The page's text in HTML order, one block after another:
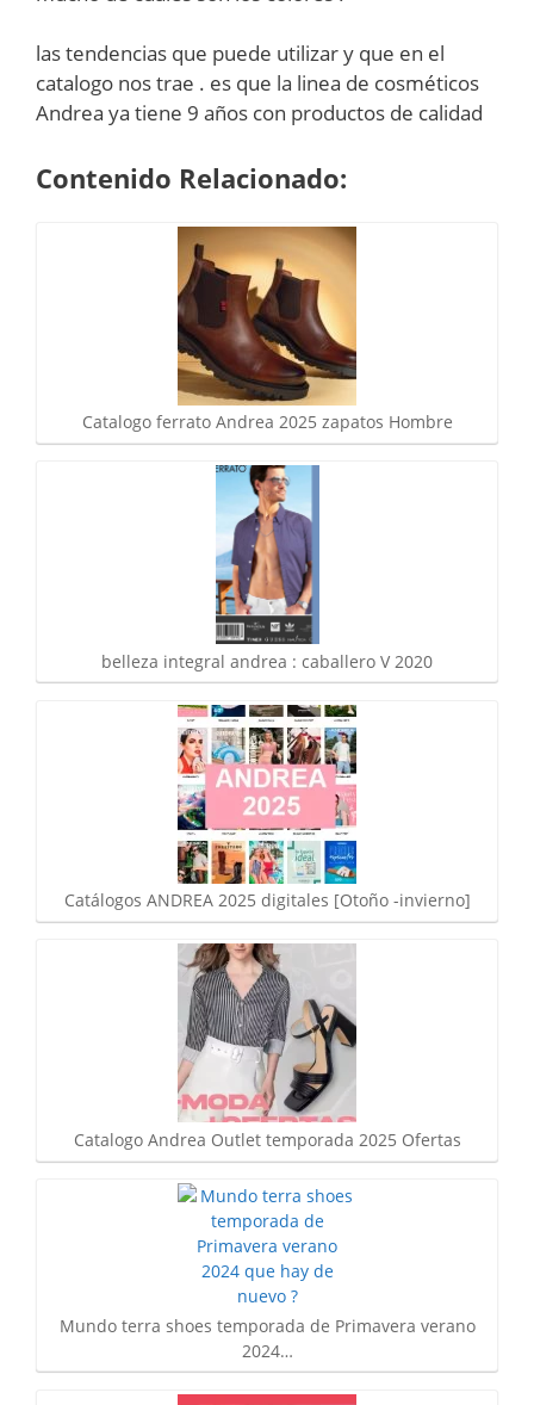
las tendencias que puede utilizar y que en el
catalogo nos trae . es que la linea de cosméticos
Andrea ya tiene 9 años con productos de calidad
Contenido Relacionado:
Catalogo ferrato Andrea 2025 zapatos Hombre
belleza integral andrea : caballero V 2020
Catálogos ANDREA 2025 digitales [Otoño -invierno]
Catalogo Andrea Outlet temporada 2025 Ofertas
Mundo terra shoes temporada de Primavera verano
2024…